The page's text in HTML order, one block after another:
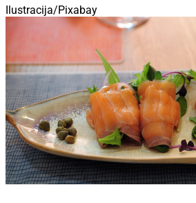
Ilustracija/Pixabay